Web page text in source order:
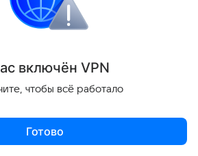
сверхтвердые детали
в производстве и,
преимущества —
включён VPN
чтобы всё работало
Готово